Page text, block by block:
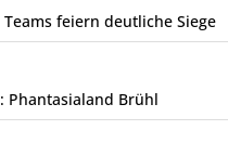
feiern deutliche Siege
Phantasialand Brühl